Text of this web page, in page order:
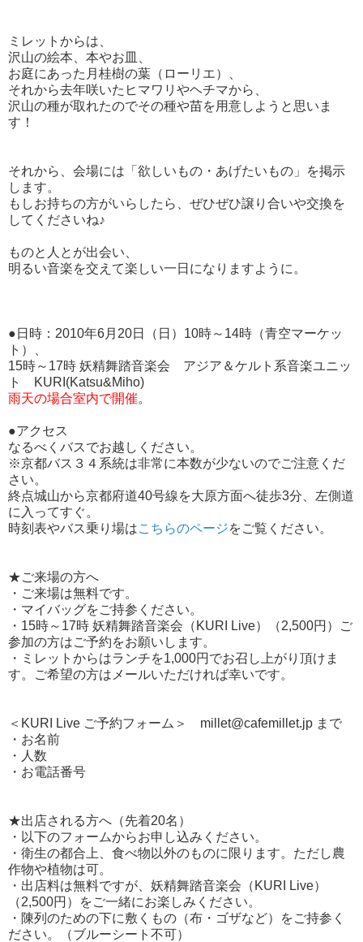
ミレットからは、
沢山の絵本、本やお皿、
お庭にあった月桂樹の葉（ローリエ）、
それから去年咲いたヒマワリやヘチマから、
沢山の種が取れたのでその種や苗を用意しようと思いま
す！
それから、会場には「欲しいもの・あげたいもの」を掲示
します。
もしお持ちの方がいらしたら、ぜひぜひ譲り合いや交換を
してくださいね♪
ものと人とが出会い、
明るい音楽を交えて楽しい一日になりますように。
●日時：2010年6月20日（日）10時～14時（青空マーケッ
ト）、
15時～17時 妖精舞踏音楽会 アジア＆ケルト系音楽ユニッ
ト KURI(Katsu&Miho)
雨天の場合室内で開催。
●アクセス
なるべくバスでお越しください。
※京都バス３４系統は非常に本数が少ないのでご注意くだ
さい。
終点城山から京都府道40号線を大原方面へ徒歩3分、左側道
に入ってすぐ。
時刻表やバス乗り場はこちらのページをご覧ください。
★ご来場の方へ
・ご来場は無料です。
・マイバッグをご持参ください。
・15時～17時 妖精舞踏音楽会（KURI Live）（2,500円）ご
参加の方はご予約をお願いします。
・ミレットからはランチを1,000円でお召し上がり頂けま
す。ご希望の方はメールいただければ幸いです。
＜KURI Live ご予約フォーム＞ millet@cafemillet.jp まで
・お名前
・人数
・お電話番号
★出店される方へ（先着20名）
・以下のフォームからお申し込みください。
・衛生の都合上、食べ物以外のものに限ります。ただし農
作物や植物は可。
・出店料は無料ですが、妖精舞踏音楽会（KURI Live）
（2,500円）をご一緒にお楽しみください。
・陳列のための下に敷くもの（布・ゴザなど）をご持参く
ださい。（ブルーシート不可）